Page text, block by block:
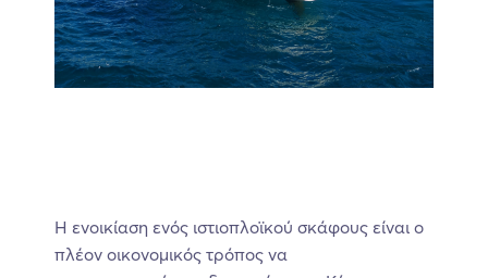
Η ενοικίαση ενός ιστιοπλοϊκού σκάφους είναι ο
πλέον οικονομικός τρόπος να